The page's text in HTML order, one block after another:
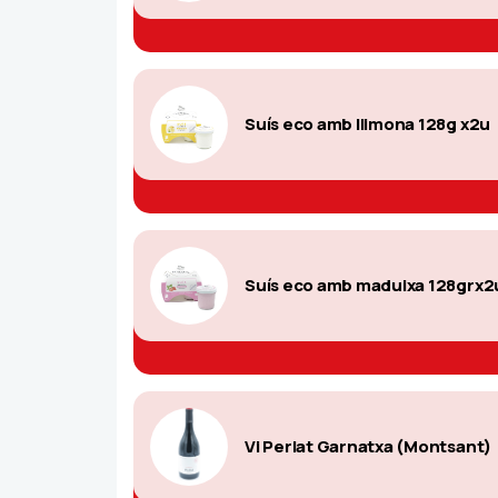
Suís eco amb llimona 128g x2u
Suís eco amb maduixa
Vi Perlat Garnatxa (Montsant)